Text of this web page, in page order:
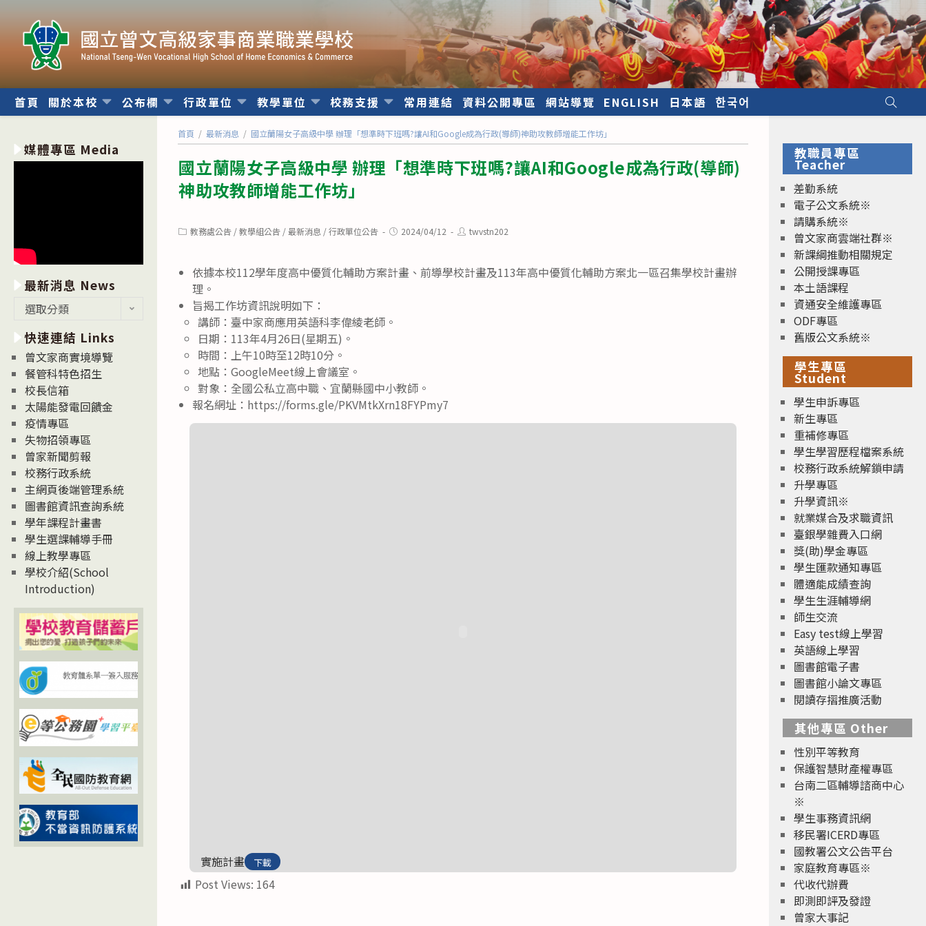
內
首頁 關於本校 公布欄 行政單位 教學單位 校務支援 常用連結 資料公開專區 網站導覽 ENGLISH 日本語 한국어
首頁 / 最新消息 / 國立蘭陽女子高級中學 辦理「想準時下班嗎?讓AI和Google成為行政(導師)神助攻教師增能工作坊」
國立蘭陽女子高級中學 辦理「想準時下班嗎?讓AI和Google成為行政(導師)
神助攻教師增能工作坊」
Post教務處公告 / 教學組公告 / 最新消息 / 行政單位公告
Post2024/04/12
Posttwvstn202
依據本校112學年度高中優質化輔助方案計畫、前導學校計畫及113年高中優質化輔助方案北一區召集學校計畫辦
理。
旨揭工作坊資訊說明如下：
講師：臺中家商應用英語科李偉綾老師。
日期：113年4月26日(星期五)。
時間：上午10時至12時10分。
地點：GoogleMeet線上會議室。
對象：全國公私立高中職、宜蘭縣國中小教師。
報名網址：https://forms.gle/PKVMtkXrn18FYPmy7
實施計畫 下載
Post Views: 164
媒體專區 Media
最新消息 News
消
息
News
選取分類
快速連結 Links
曾文家商實境導覽
餐管科特色招生
校長信箱
太陽能發電回饋金
疫情專區
失物招領專區
曾家新聞剪報
校務行政系統
主網頁後端管理系統
圖書館資訊查詢系統
學年課程計畫書
學生選課輔導手冊
線上教學專區
學校介紹(School
Introduction)
教職員專區
Teacher
差勤系統
電子公文系統※
請購系統※
曾文家商雲端社群※
新課綱推動相關規定
公開授課專區
本土語課程
資通安全維護專區
ODF專區
舊版公文系統※
學生專區
Student
學生申訴專區
新生專區
重補修專區
學生學習歷程檔案系統
校務行政系統解鎖申請
升學專區
升學資訊※
就業媒合及求職資訊
臺銀學雜費入口網
獎(助)學金專區
學生匯款通知專區
體適能成績查詢
學生生涯輔導網
師生交流
Easy test線上學習
英語線上學習
圖書館電子書
圖書館小論文專區
閱讀存摺推廣活動
其他專區 Other
性別平等教育
保護智慧財產權專區
台南二區輔導諮商中心
※
學生事務資訊網
移民署ICERD專區
國教署公文公告平台
家庭教育專區※
代收代辦費
即測即評及發證
曾家大事記